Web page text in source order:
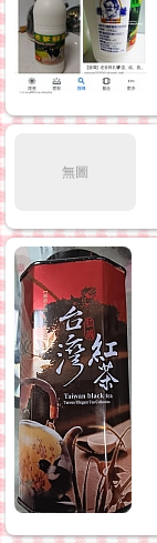
無圖